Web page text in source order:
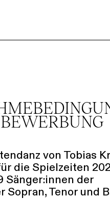
von Tobias
die Spielzeiten
Sänger:innen der
Sopran, Tenor und